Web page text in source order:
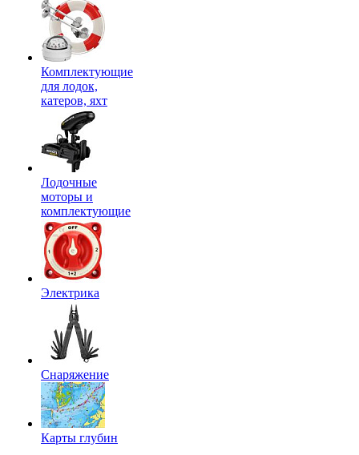
Комплектующие
для лодок,
катеров, яхт
Лодочные
моторы и
комплектующие
Электрика
Снаряжение
Карты глубин